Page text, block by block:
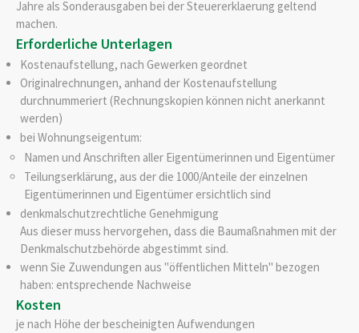
Jahre als Sonderausgaben bei der Steuererklaerung geltend
machen.
Erforderliche Unterlagen
Kostenaufstellung, nach Gewerken geordnet
Originalrechnungen, anhand der Kostenaufstellung
durchnummeriert (Rechnungskopien können nicht anerkannt
werden)
bei Wohnungseigentum:
Namen und Anschriften aller Eigentümerinnen und Eigentümer
Teilungserklärung, aus der die 1000/Anteile der einzelnen
Eigentümerinnen und Eigentümer ersichtlich sind
denkmalschutzrechtliche Genehmigung
Aus dieser muss hervorgehen, dass die Baumaßnahmen mit der
Denkmalschutzbehörde abgestimmt sind.
wenn Sie Zuwendungen aus "öffentlichen Mitteln" bezogen
haben: entsprechende Nachweise
Kosten
je nach Höhe der bescheinigten Aufwendungen